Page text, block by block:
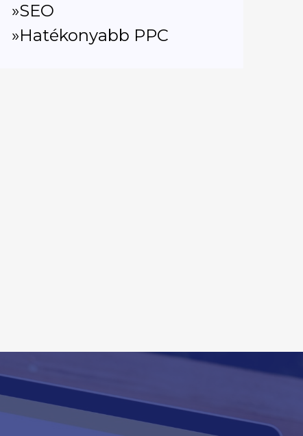
»SEO
»Hatékonyabb PPC